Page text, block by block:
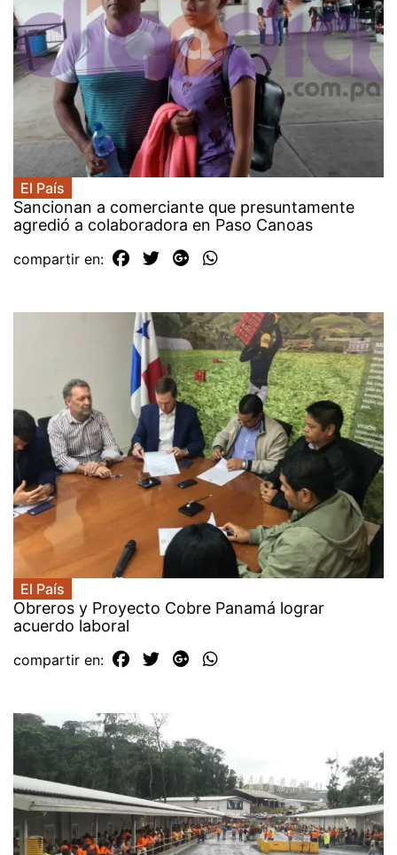
El País
Sancionan a comerciante que presuntamente
agredió a colaboradora en Paso Canoas
compartir en:
El País
Obreros y Proyecto Cobre Panamá lograr
acuerdo laboral
compartir en: